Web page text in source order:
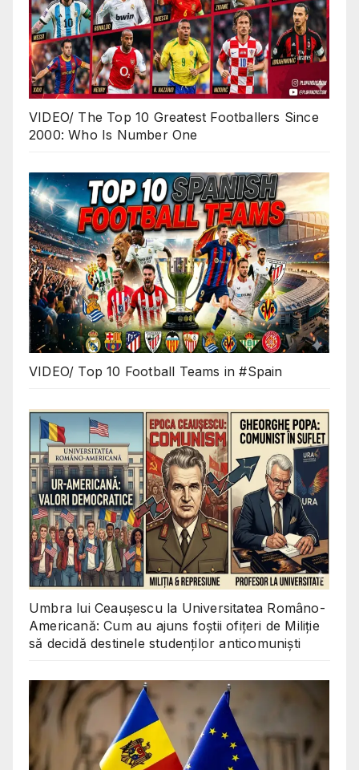
VIDEO/ The Top 10 Greatest Footballers Since
2000: Who Is Number One
VIDEO/ Top 10 Football Teams in #Spain
Umbra lui Ceaușescu la Universitatea Româno-
Americană: Cum au ajuns foștii ofițeri de Miliție
să decidă destinele studenților anticomuniști